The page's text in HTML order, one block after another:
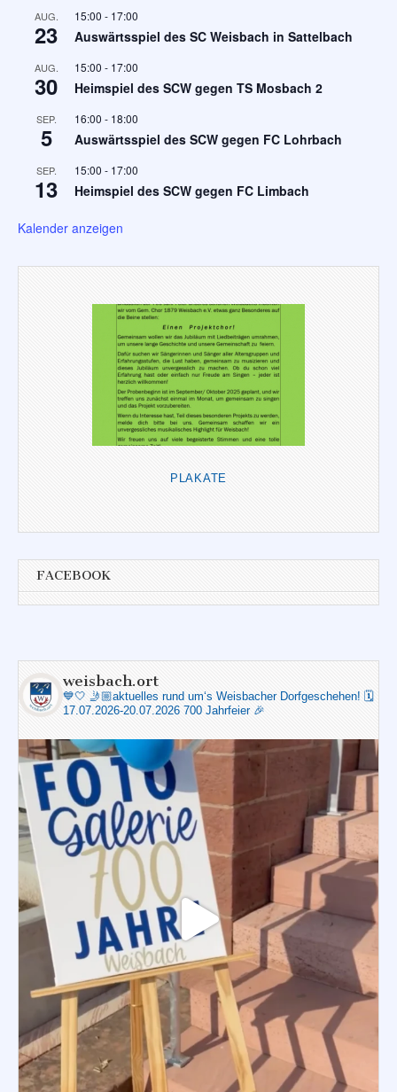
AUG.
23
15:00 - 17:00
Auswärtsspiel des SC Weisbach in Sattelbach
AUG.
30
15:00 - 17:00
Heimspiel des SCW gegen TS Mosbach 2
SEP.
5
16:00 - 18:00
Auswärtsspiel des SCW gegen FC Lohrbach
SEP.
13
15:00 - 17:00
Heimspiel des SCW gegen FC Limbach
Kalender anzeigen
PLAKATE
FACEBOOK
weisbach.ort
💙🤍 🤳🏼aktuelles rund um‘s Weisbacher Dorfgeschehen! 🗓️
17.07.2026-20.07.2026 700 Jahrfeier 🎉